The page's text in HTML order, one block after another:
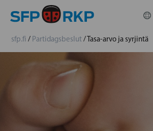
sfp.fi / Partidagsbeslut/Tasa-arvo ja syrjintä